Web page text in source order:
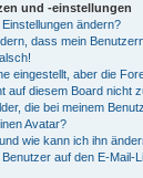
und -einstellungen
ändern?
dass mein
eingestellt, aber die
auf diesem Board nicht
die bei meinem
Avatar?
wie kann ich ihn
auf den E-